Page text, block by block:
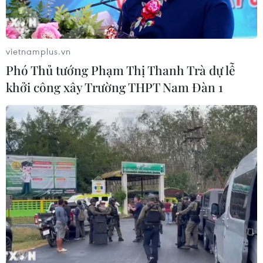
"Sức nóng" trước thềm
chung kết Lễ hội Pháo hoa Quốc tế
Đà Nẵng 2026
Nhật Bản, thúc đẩy hợp tác hướng tới
tương lai bền vững
09/07/2026 15:21
Xem thêm
vietnamplus.vn
Phó Thủ tướng Phạm Thị Thanh Trà dự lễ
khởi công xây Trường THPT Nam Đàn 1